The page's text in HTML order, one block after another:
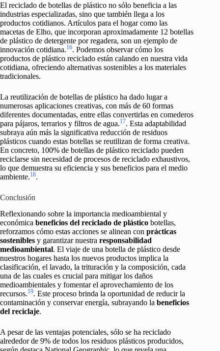
El reciclado de botellas de plástico no sólo beneficia a las
industrias especializadas, sino que también llega a los
productos cotidianos. Artículos para el hogar como las
macetas de Elho, que incorporan aproximadamente 12 botellas
de plástico de detergente por regadera, son un ejemplo de
innovación cotidiana.16. Podemos observar cómo los
productos de plástico reciclado están calando en nuestra vida
cotidiana, ofreciendo alternativas sostenibles a los materiales
tradicionales.
La reutilización de botellas de plástico ha dado lugar a
numerosas aplicaciones creativas, con más de 60 formas
diferentes documentadas, entre ellas convertirlas en comederos
para pájaros, terrarios y filtros de agua.17. Esta adaptabilidad
subraya aún más la significativa reducción de residuos
plásticos cuando estas botellas se reutilizan de forma creativa.
En concreto, 100% de botellas de plástico reciclado pueden
reciclarse sin necesidad de procesos de reciclado exhaustivos,
lo que demuestra su eficiencia y sus beneficios para el medio
ambiente.18.
Conclusión
Reflexionando sobre la importancia medioambiental y
económica beneficios del reciclado de plástico botellas,
reforzamos cómo estas acciones se alinean con prácticas
sostenibles y garantizar nuestra responsabilidad
medioambiental. El viaje de una botella de plástico desde
nuestros hogares hasta los nuevos productos implica la
clasificación, el lavado, la trituración y la composición, cada
una de las cuales es crucial para mitigar los daños
medioambientales y fomentar el aprovechamiento de los
recursos.19. Este proceso brinda la oportunidad de reducir la
contaminación y conservar energía, subrayando la beneficios
del reciclaje.
A pesar de las ventajas potenciales, sólo se ha reciclado
alrededor de 9% de todos los residuos plásticos producidos,